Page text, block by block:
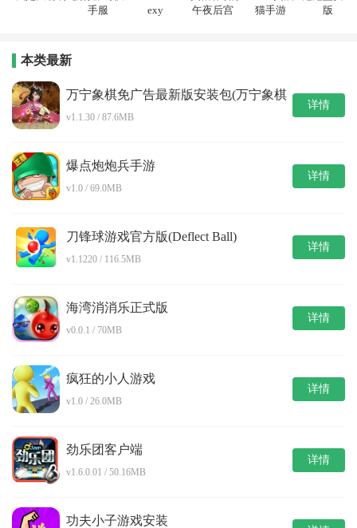
手服
exy
午夜后宫
猫手游
版
本类最新
万宁象棋免广告最新版安装包(万宁象棋
v1.1.30 / 87.6MB
详情
爆点炮炮兵手游
v1.0 / 69.0MB
详情
刀锋球游戏官方版(Deflect Ball)
v1.1220 / 116.5MB
详情
海湾消消乐正式版
v0.0.1 / 70MB
详情
疯狂的小人游戏
v1.0 / 26.0MB
详情
劲乐团客户端
v1.6.0.01 / 50.16MB
详情
功夫小子游戏安装